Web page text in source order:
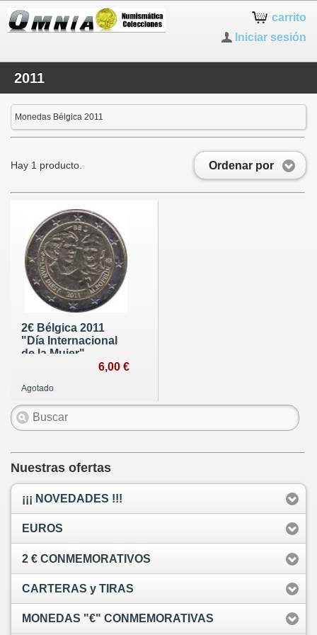
carrito
Iniciar sesión
2011
Monedas Bélgica 2011
Ordenar por
Hay 1 producto.
2€ Bélgica 2011
"Día Internacional
de la Mujer"
6,00 €
Agotado
Nuestras ofertas
¡¡¡ NOVEDADES !!!
EUROS
2 € CONMEMORATIVOS
CARTERAS y TIRAS
MONEDAS "€" CONMEMORATIVAS